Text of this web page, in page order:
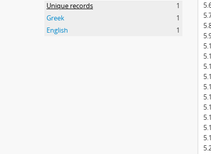
Unique records
1
Greek
1
English
1